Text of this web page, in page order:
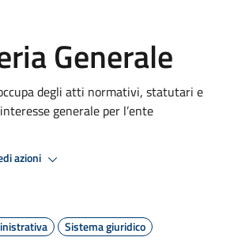
Generale
degli atti normativi, statutari e
generale per l’ente
azioni
Sistema giuridico